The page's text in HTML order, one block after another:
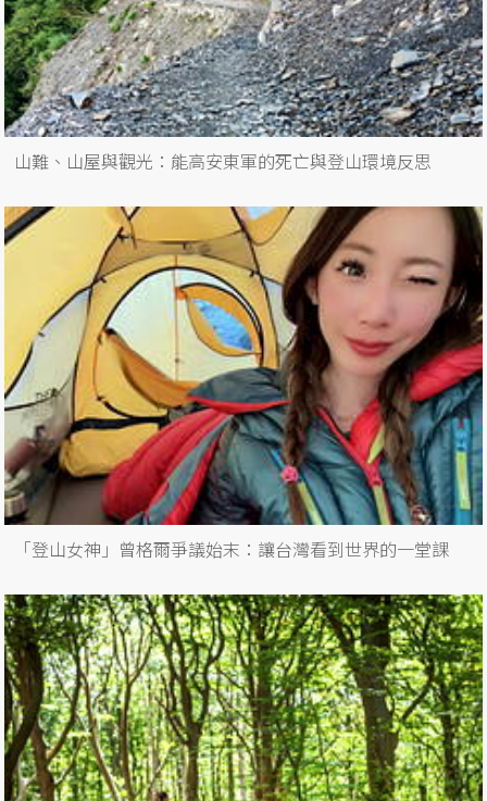
山難、山屋與觀光：能高安東軍的死亡與登山環境反思
「登山女神」曾格爾爭議始末：讓台灣看到世界的一堂課